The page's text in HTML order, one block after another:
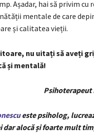
Așadar, hai să privim cu
mentale de care
și calitatea vieții.
nu uitați să aveți
și mentală!
Psihoterapeut
este psiholog,
dar alocă și foarte mult